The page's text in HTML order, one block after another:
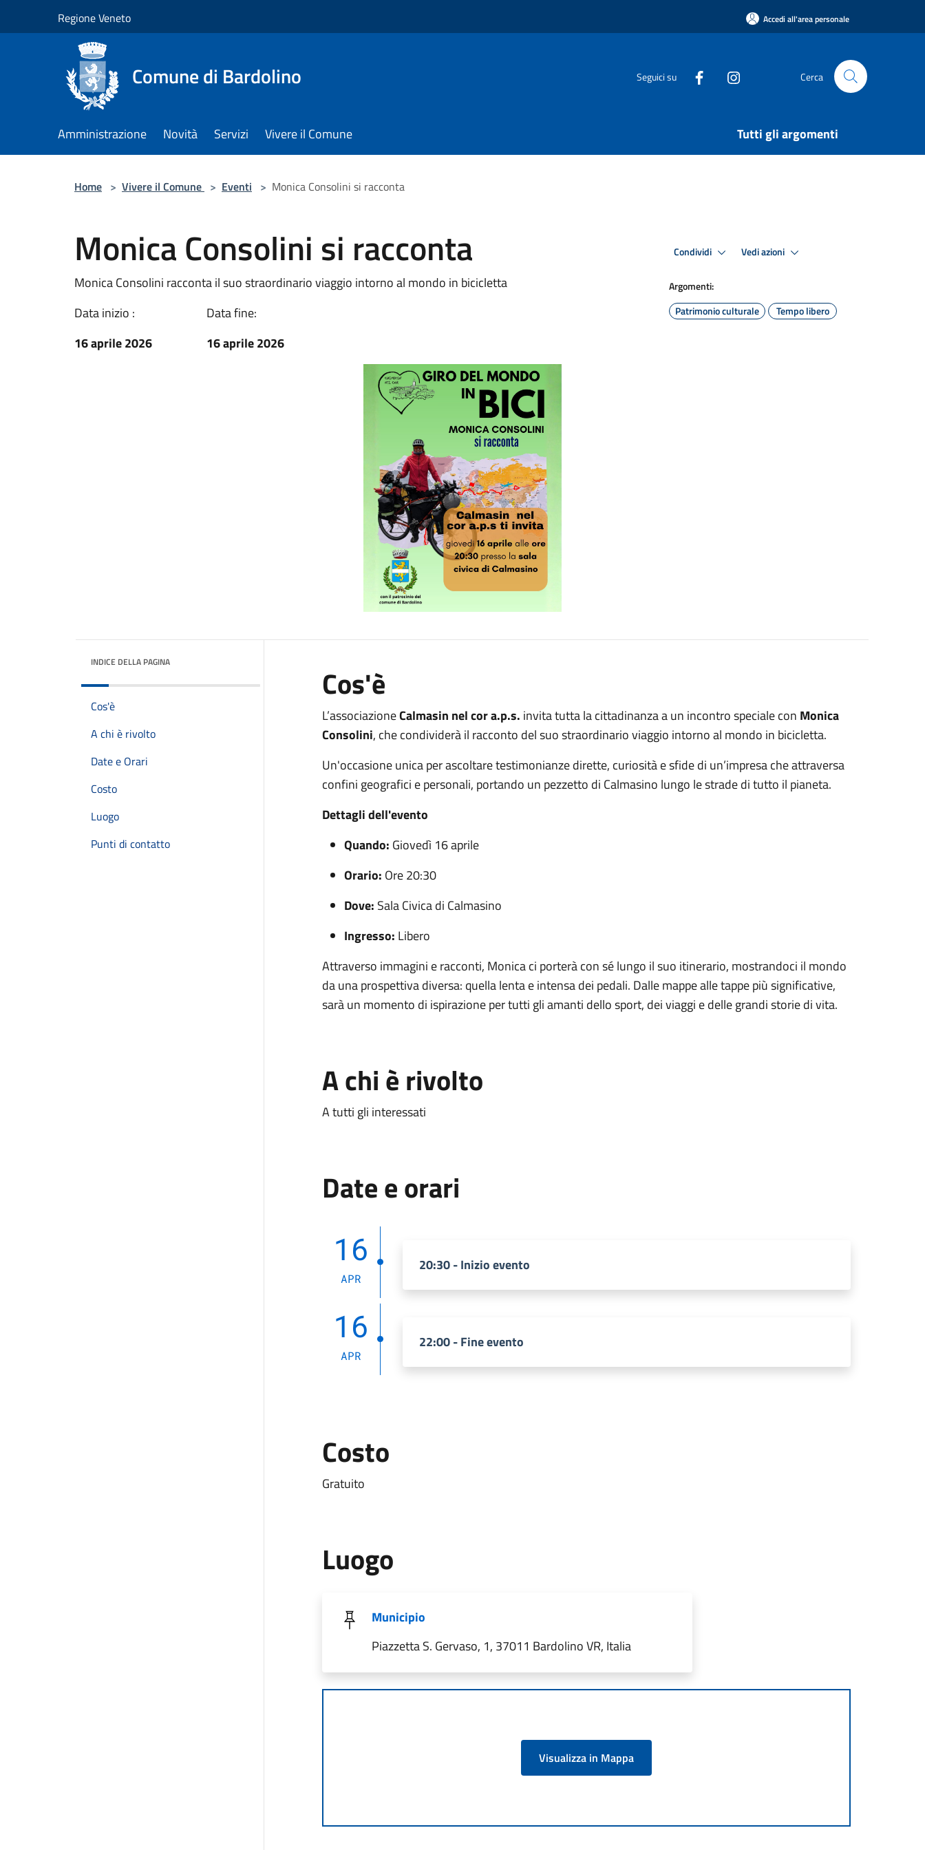
Regione Veneto Accedi all'area personale
Comune di Bardolino Seguici su Cerca
Amministrazione Novità Servizi Vivere il Comune Tutti gli argomenti
Home > Vivere il Comune > Eventi > Monica Consolini si racconta
Monica Consolini si racconta
Monica Consolini racconta il suo straordinario viaggio intorno al mondo in bicicletta
Data inizio :
16 aprile 2026
Data fine:
16 aprile 2026
Condividi Vedi azioni
Argomenti:
Patrimonio culturale
Tempo libero
INDICE DELLA PAGINA
Cos'è
A chi è rivolto
Date e Orari
Costo
Luogo
Punti di contatto
Cos'è
L’associazioneCalmasin nel cor a.p.s. invita tutta la cittadinanza a un incontro speciale con Monica
Consolini, che condividerà il racconto del suo straordinario viaggio intorno al mondo in bicicletta.
Un'occasione unica per ascoltare testimonianze dirette, curiosità e sfide di un’impresa che attraversa
confini geografici e personali, portando un pezzetto di Calmasino lungo le strade di tutto il pianeta.
Dettagli dell'evento
Quando: Giovedì 16 aprile
Orario: Ore 20:30
Dove: Sala Civica di Calmasino
Ingresso: Libero
Attraverso immagini e racconti, Monica ci porterà con sé lungo il suo itinerario, mostrandoci il mondo
da una prospettiva diversa: quella lenta e intensa dei pedali. Dalle mappe alle tappe più significative,
sarà un momento di ispirazione per tutti gli amanti dello sport, dei viaggi e delle grandi storie di vita.
A chi è rivolto
A tutti gli interessati
Date e orari
16
APR
20:30 - Inizio evento
16
APR
22:00 - Fine evento
Costo
Gratuito
Luogo
Municipio
Piazzetta S. Gervaso, 1, 37011 Bardolino VR, Italia
Visualizza in Mappa